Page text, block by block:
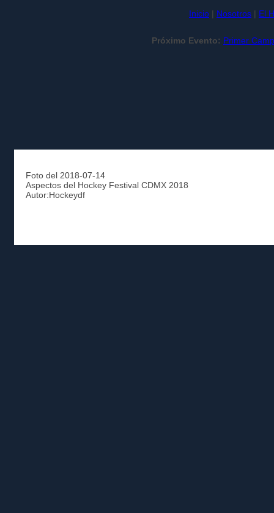
Inicio | Nosotros | El
Próximo Evento: Primer
Foto del 2018-07-14
Aspectos del Hockey Festival CDMX 2018
Autor:Hockeydf